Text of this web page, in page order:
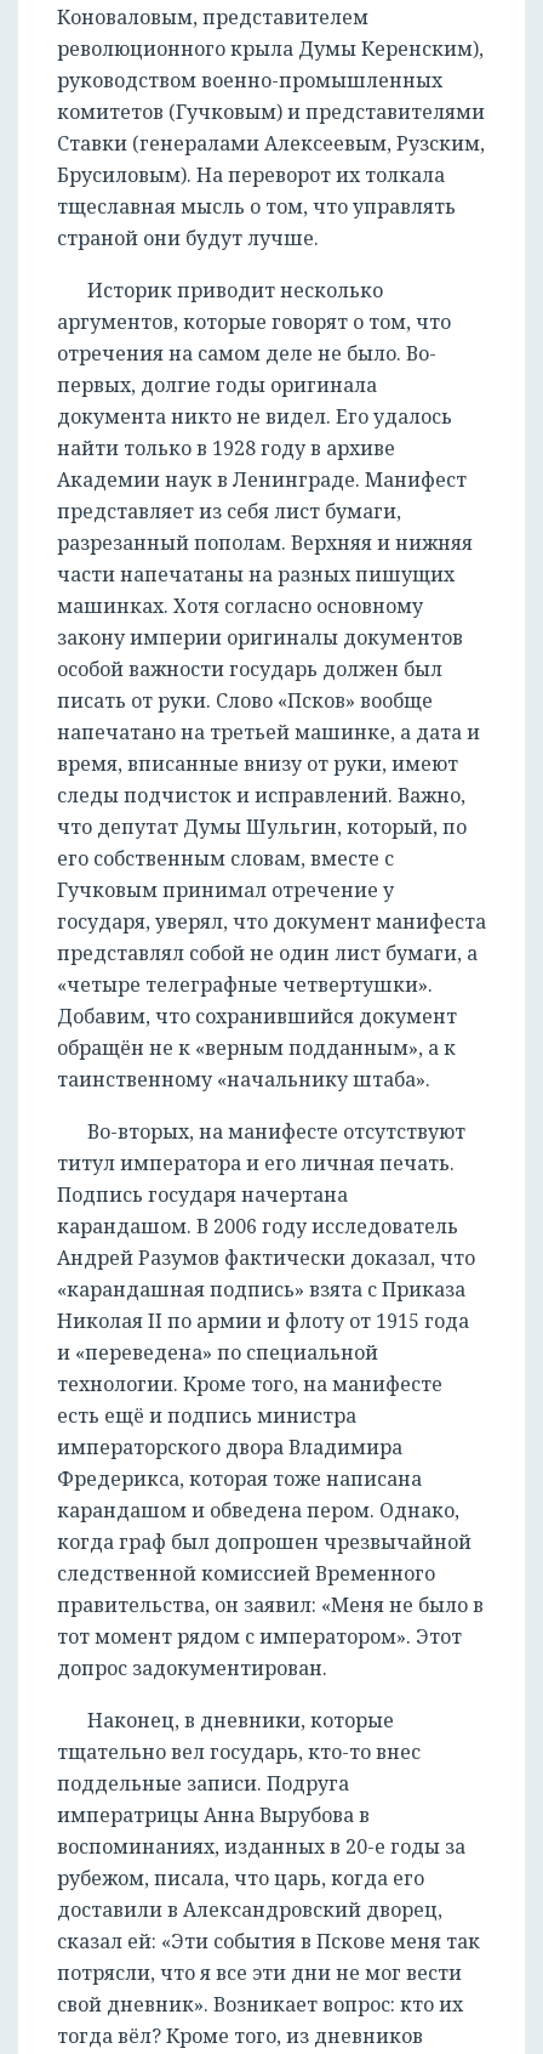
Коноваловым, представителем
революционного крыла Думы Керенским),
руководством военно-промышленных
комитетов (Гучковым) и представителями
Ставки (генералами Алексеевым, Рузским,
Брусиловым). На переворот их толкала
тщеславная мысль о том, что управлять
страной они будут лучше.
Историк приводит несколько
аргументов, которые говорят о том, что
отречения на самом деле не было. Во-
первых, долгие годы оригинала
документа никто не видел. Его удалось
найти только в 1928 году в архиве
Академии наук в Ленинграде. Манифест
представляет из себя лист бумаги,
разрезанный пополам. Верхняя и нижняя
части напечатаны на разных пишущих
машинках. Хотя согласно основному
закону империи оригиналы документов
особой важности государь должен был
писать от руки. Слово «Псков» вообще
напечатано на третьей машинке, а дата и
время, вписанные внизу от руки, имеют
следы подчисток и исправлений. Важно,
что депутат Думы Шульгин, который, по
его собственным словам, вместе с
Гучковым принимал отречение у
государя, уверял, что документ манифеста
представлял собой не один лист бумаги, а
«четыре телеграфные четвертушки».
Добавим, что сохранившийся документ
обращён не к «верным подданным», а к
таинственному «начальнику штаба».
Во-вторых, на манифесте отсутствуют
титул императора и его личная печать.
Подпись государя начертана
карандашом. В 2006 году исследователь
Андрей Разумов фактически доказал, что
«карандашная подпись» взята с Приказа
Николая II по армии и флоту от 1915 года
и «переведена» по специальной
технологии. Кроме того, на манифесте
есть ещё и подпись министра
императорского двора Владимира
Фредерикса, которая тоже написана
карандашом и обведена пером. Однако,
когда граф был допрошен чрезвычайной
следственной комиссией Временного
правительства, он заявил: «Меня не было в
тот момент рядом с императором». Этот
допрос задокументирован.
Наконец, в дневники, которые
тщательно вел государь, кто-то внес
поддельные записи. Подруга
императрицы Анна Вырубова в
воспоминаниях, изданных в 20-е годы за
рубежом, писала, что царь, когда его
доставили в Александровский дворец,
сказал ей: «Эти события в Пскове меня так
потрясли, что я все эти дни не мог вести
свой дневник». Возникает вопрос: кто их
тогда вёл? Кроме того, из дневников